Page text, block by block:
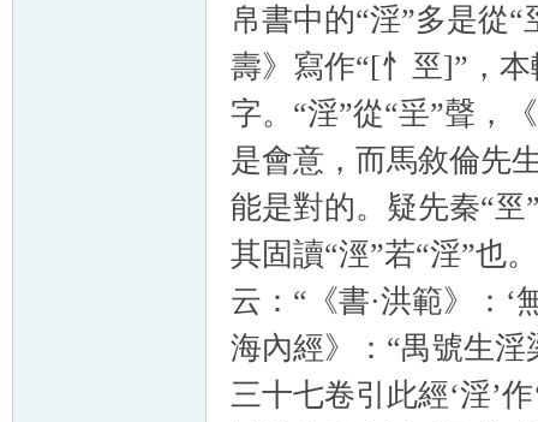
帛書中的“淫”多是從
壽》寫作“[忄巠]”，
字。“淫”從“㸒”聲，
是會意，而馬敘倫先
能是對的。疑先秦“
其固讀“涇”若“淫”也
云：“《書·洪範》：‘
海內經》：“禺號生
三十七卷引此經‘淫’